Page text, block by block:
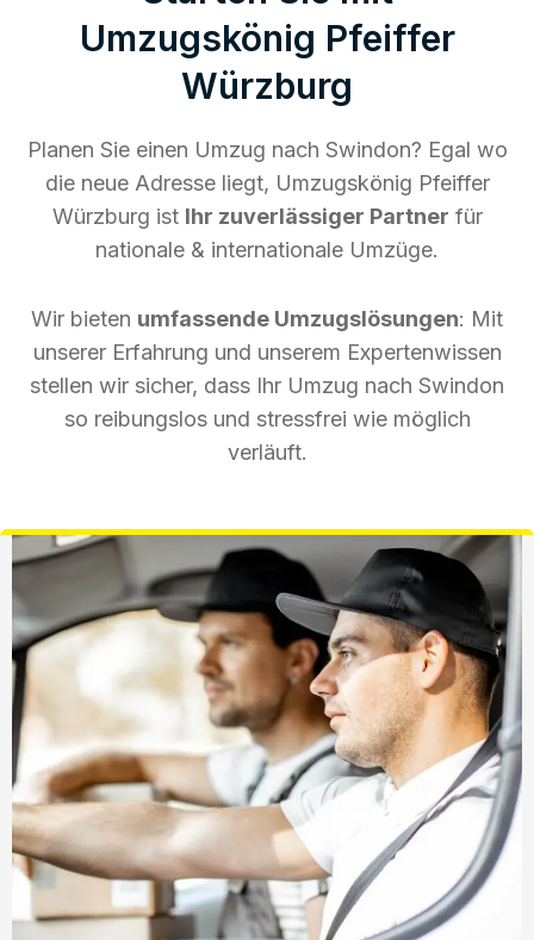
Umzugskönig Pfeiffer
Würzburg
Planen Sie einen Umzug nach Swindon? Egal wo
die neue Adresse liegt, Umzugskönig Pfeiffer
Würzburg ist Ihr zuverlässiger Partner für
nationale & internationale Umzüge.
Wir bieten umfassende Umzugslösungen: Mit
unserer Erfahrung und unserem Expertenwissen
stellen wir sicher, dass Ihr Umzug nach Swindon
so reibungslos und stressfrei wie möglich
verläuft.